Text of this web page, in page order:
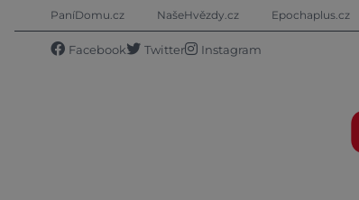
PaníDomu.cz NašeHvězdy.cz Epochaplus.cz
Facebook Twitter Instagram